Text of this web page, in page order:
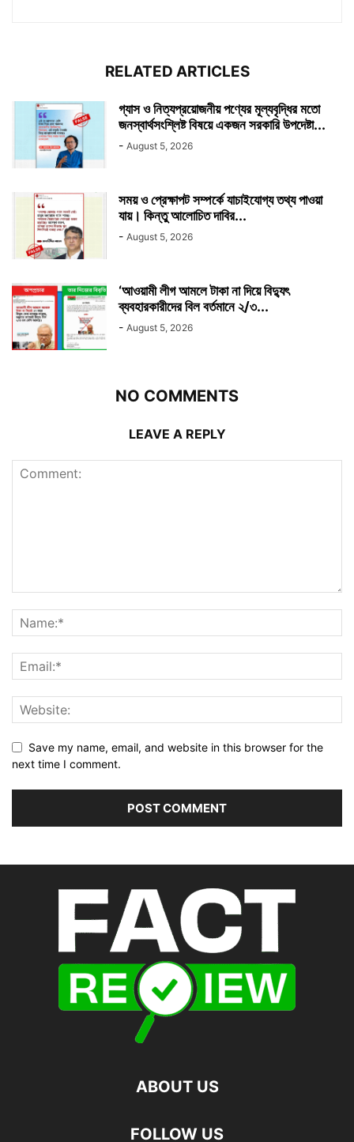
RELATED ARTICLES
গ্যাস ও নিত্যপ্রয়োজনীয় পণ্যের মূল্যবৃদ্ধির মতো
জনস্বার্থসংশ্লিষ্ট বিষয়ে একজন সরকারি উপদেষ্টা...
- August 5, 2026
সময় ও প্রেক্ষাপট সম্পর্কে যাচাইযোগ্য তথ্য পাওয়া
যায়। কিন্তু আলোচিত দাবির...
- August 5, 2026
‘আওয়ামী লীগ আমলে টাকা না দিয়ে বিদ্যুৎ
ব্যবহারকারীদের বিল বর্তমানে ২/৩...
- August 5, 2026
NO COMMENTS
LEAVE A REPLY
Save my name, email, and website in this browser for the
next time I comment.
ABOUT US
FOLLOW US